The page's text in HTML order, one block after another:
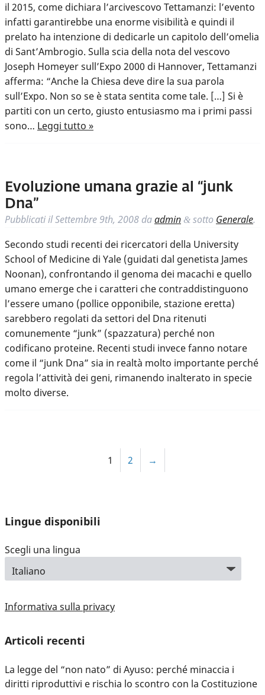
il 2015, come dichiara l’arcivescovo Tettamanzi: l’evento
infatti garantirebbe una enorme visibilità e quindi il
prelato ha intenzione di dedicarle un capitolo dell’omelia
di Sant’Ambrogio. Sulla scia della nota del vescovo
Joseph Homeyer sull’Expo 2000 di Hannover, Tettamanzi
afferma: “Anche la Chiesa deve dire la sua parola
sull’Expo. Non so se è stata sentita come tale. […] Si è
partiti con un certo, giusto entusiasmo ma i primi passi
sono… Leggi tutto »
Evoluzione umana grazie al “junk
Dna”
Pubblicati ilSettembre 9th, 2008 daadmin & sotto Generale.
Secondo studi recenti dei ricercatori della University
School of Medicine di Yale (guidati dal genetista James
Noonan), confrontando il genoma dei macachi e quello
umano emerge che i caratteri che contraddistinguono
l’essere umano (pollice opponibile, stazione eretta)
sarebbero regolati da settori del Dna ritenuti
comunemente “junk” (spazzatura) perché non
codificano proteine. Recenti studi invece fanno notare
come il “junk Dna” sia in realtà molto importante perché
regola l’attività dei geni, rimanendo inalterato in specie
molto diverse.
1 2 →
Lingue disponibili
Scegli una lingua
Informativa sulla privacy
Articoli recenti
La legge del “non nato” di Ayuso: perché minaccia i
diritti riproduttivi e rischia lo scontro con la Costituzione